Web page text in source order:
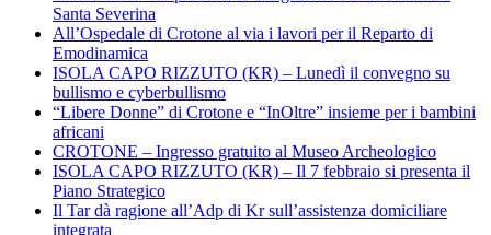
Santa Severina
All’Ospedale di Crotone al via i lavori per il Reparto di
Emodinamica
ISOLA CAPO RIZZUTO (KR) – Lunedì il convegno su
bullismo e cyberbullismo
“Libere Donne” di Crotone e “InOltre” insieme per i bambini
africani
CROTONE – Ingresso gratuito al Museo Archeologico
ISOLA CAPO RIZZUTO (KR) – Il 7 febbraio si presenta il
Piano Strategico
Il Tar dà ragione all’Adp di Kr sull’assistenza domiciliare
integrata